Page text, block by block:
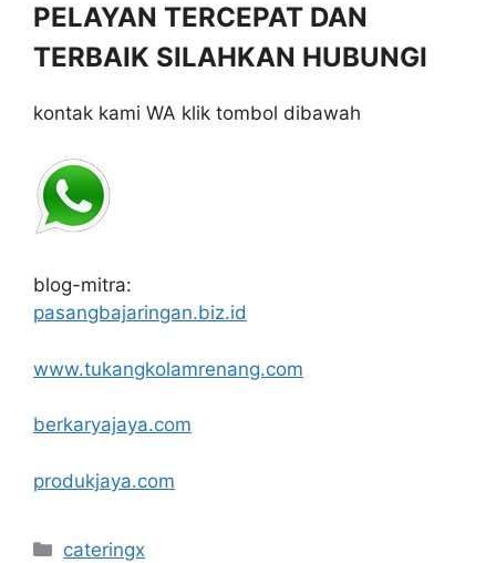
PELAYAN TERCEPAT DAN
TERBAIK SILAHKAN HUBUNGI
kontak kami WA klik tombol dibawah
blog-mitra:
pasangbajaringan.biz.id
www.tukangkolamrenang.com
berkaryajaya.com
produkjaya.com
Categories
cateringx